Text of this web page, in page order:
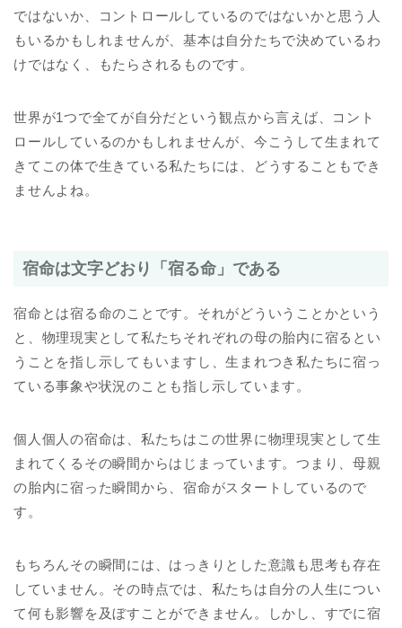
ではないか、コントロールしているのではないかと思う人
もいるかもしれませんが、基本は自分たちで決めているわ
けではなく、もたらされるものです。
世界が1つで全てが自分だという観点から言えば、コント
ロールしているのかもしれませんが、今こうして生まれて
きてこの体で生きている私たちには、どうすることもでき
ませんよね。
宿命は文字どおり「宿る命」である
宿命とは宿る命のことです。それがどういうことかという
と、物理現実として私たちそれぞれの母の胎内に宿るとい
うことを指し示してもいますし、生まれつき私たちに宿っ
ている事象や状況のことも指し示しています。
個人個人の宿命は、私たちはこの世界に物理現実として生
まれてくるその瞬間からはじまっています。つまり、母親
の胎内に宿った瞬間から、宿命がスタートしているので
す。
もちろんその瞬間には、はっきりとした意識も思考も存在
していません。その時点では、私たちは自分の人生につい
て何も影響を及ぼすことができません。しかし、すでに宿